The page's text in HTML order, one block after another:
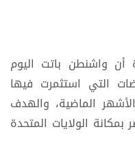
أن واشنطن باتت اليوم
التي استثمرت فيها
الماضية، والهدف
الولايات المتحدة